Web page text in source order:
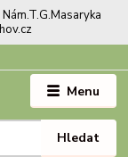
Menu
Hledat